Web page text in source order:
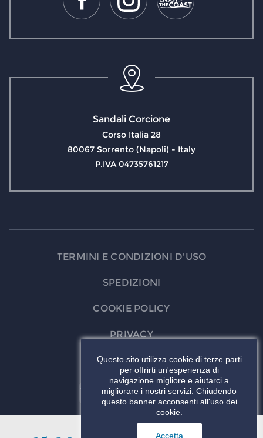
AGGIUNGI AL
Sandali Corcione
Corso Italia 28
80067 Sorrento (Napoli) - Italy
P.IVA 04735761217
TERMINI E CONDIZIONI D'USO
SPEDIZIONI
COOKIE POLICY
PRIVACY
Questo sito utilizza cookie di terze parti
per offrirti un'esperienza di
navigazione migliore e aiutarci a
migliorare i nostri servizi. Chiudendo
questo banner acconsenti all'uso dei
cookie.
Accetta